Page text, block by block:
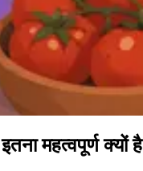
महत्वपूर्ण क्यों है